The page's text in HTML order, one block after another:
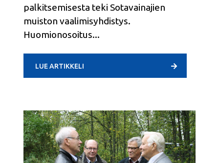
palkitsemisesta teki Sotavainajien
muiston vaalimisyhdistys.
Huomionosoitus
LUE ARTIKKELI